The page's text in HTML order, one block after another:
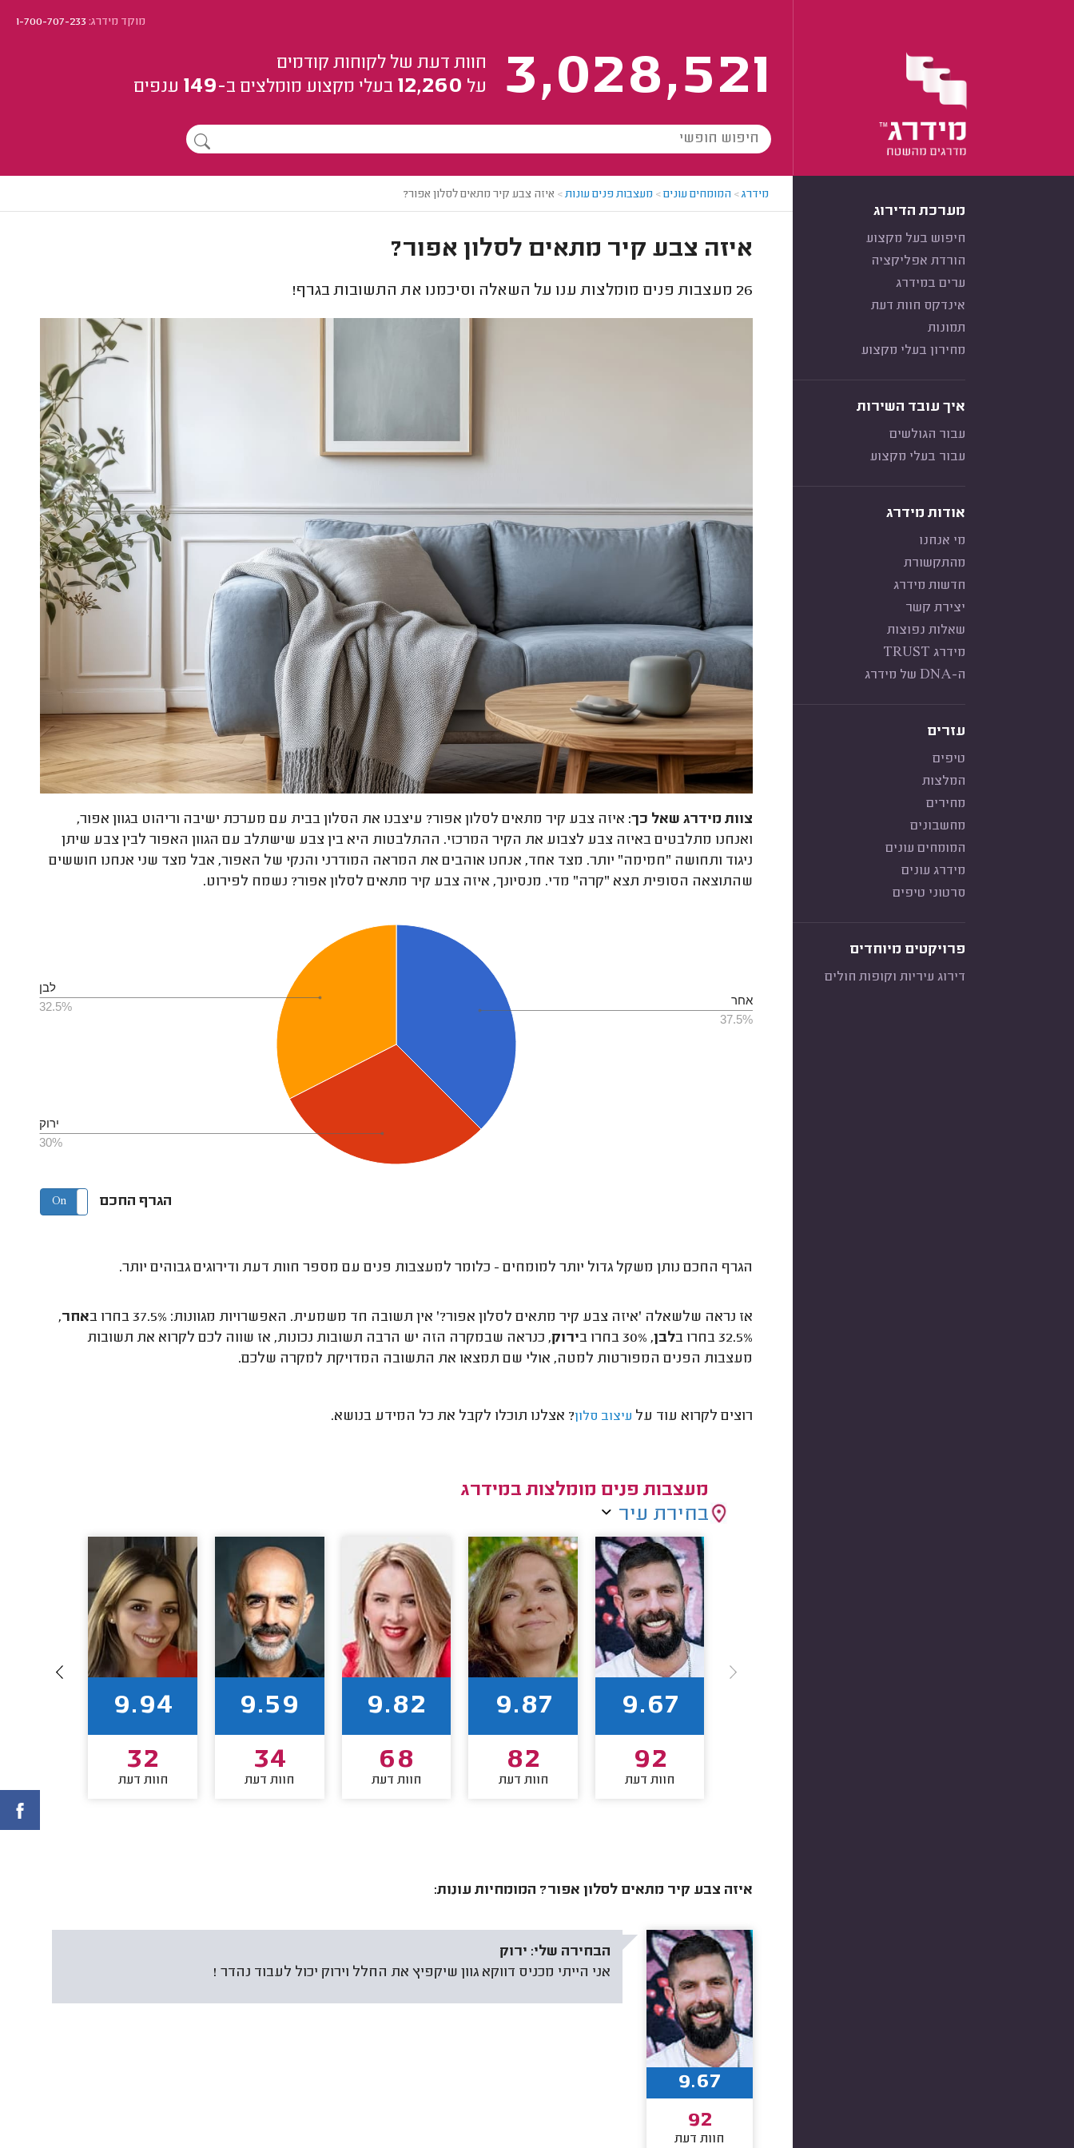
מוקד מידרג:1-700-707-233
3,028,521
חוות דעת של לקוחות קודמים
על 12,260 בעלי מקצוע מומלצים ב-149 ענפים
מערכת הדירוג
חיפוש בעל מקצוע
הורדת אפליקציה
ערים במידרג
אינדקס חוות דעת
תמונות
מחירון בעלי מקצוע
איך עובד השירות
עבור הגולשים
עבור בעלי מקצוע
אודות מידרג
מי אנחנו
מהתקשורת
חדשות מידרג
יצירת קשר
שאלות נפוצות
מידרג TRUST
ה-DNA של מידרג
עזרים
טיפים
המלצות
מחירים
מחשבונים
המומחים עונים
מידרג עונים
סרטוני טיפים
פרויקטים מיוחדים
דירוג עיריות וקופות חולים
מידרג> המומחים עונים> מעצבות פנים עונות> איזה צבע קיר מתאים לסלון אפור?
איזה צבע קיר מתאים לסלון אפור?
26 מעצבות פנים מומלצות ענו על השאלה וסיכמנו את התשובות בגרף!
צוות מידרג שאל כך: איזה צבע קיר מתאים לסלון אפור? עיצבנו את הסלון בבית עם מערכת ישיבה וריהוט בגוון אפור,
ואנחנו מתלבטים באיזה צבע לצבוע את הקיר המרכזי. ההתלבטות היא בין צבע שישתלב עם הגוון האפור לבין צבע שיתן
ניגוד ותחושה "חמימה" יותר. מצד אחד, אנחנו אוהבים את המראה המודרני והנקי של האפור, אבל מצד שני אנחנו חוששים
שהתוצאה הסופית תצא "קרה" מדי. מנסיונך, איזה צבע קיר מתאים לסלון אפור? נשמח לפירוט.
אחר
37.5%
ירוק
30%
לבן
32.5%
הגרף החכם On Off
הגרף החכם נותן משקל גדול יותר למומחים - כלומר למעצבות פנים עם מספר חוות דעת ודירוגים גבוהים יותר.
אז נראה שלשאלה 'איזה צבע קיר מתאים לסלון אפור?' אין תשובה חד משמעית. האפשרויות מגוונות: 37.5% בחרו ב אחר,
32.5% בחרו ב
לבן, 30% בחרו ב ירוק, כנראה שבמקרה הזה יש הרבה תשובות נכונות, אז שווה לכם לקרוא את תשובות
מעצבות הפנים המפורטות למטה, אולי שם תמצאו את התשובה המדויקת למקרה שלכם.
רוצים לקרוא עוד על עיצוב סלון? אצלנו תוכלו לקבל את כל המידע בנושא.
מעצבות פנים מומלצות במידרג
בחירת עיר
9.67
92
חוות דעת
9.87
82
חוות דעת
9.82
68
חוות דעת
9.59
34
חוות דעת
9.94
32
חוות דעת
איזה צבע קיר מתאים לסלון אפור? המומחיות עונות:
הבחירה שלי: ירוק
אני הייתי מכניס דווקא גוון שיקפיץ את החלל וירוק יכול לעבוד נהדר !
9.67
92
חוות דעת